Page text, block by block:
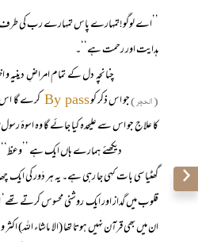
’’اے لوگو!تمہارے پاس تمہارے رب کی طرف
ہدایت اور رحمت ہے‘‘۔
چنانچہ دل کے تمام امراضِ دینیہ و
(الحجر)جو اس ذکر کوBy pass کرے گا اس
کا علاج جو اس سے علیحدہ کیا جائے گا وہ اسوۂ
دیکھئے ہمارے ہاں ایک ہے ’’وعظ‘‘۔آج
گھٹیا سی بات کہی جا رہی ہے۔ یہ ہر دَور کی
قلوب میں گداز اور ایک روشنی محسوس کرتے
ان میں بھی قرآن نہیں ہوتا تھا (الا ماشاء اللہ)